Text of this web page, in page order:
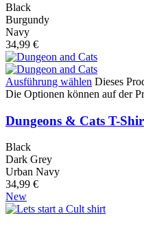
Black
Burgundy
Navy
34,99 €
Ausführung wählen Dieses
Die Optionen können auf der
Dungeons & Cats T-
Black
Dark Grey
Urban Navy
34,99 €
New